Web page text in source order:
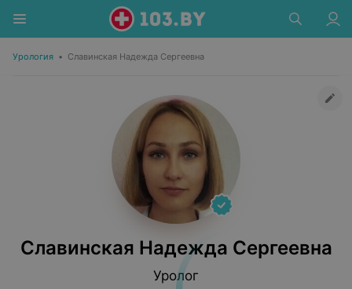
Урология • Славинская Надежда Сергеевна
Славинская Надежда Сергеевна
Уролог